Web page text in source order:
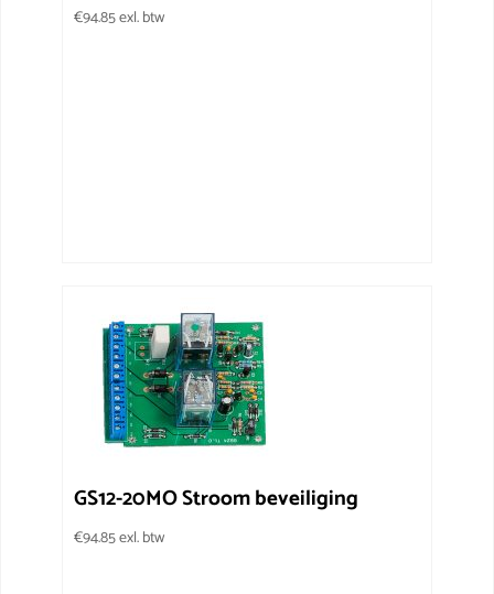
€94.85exl. btw
GS12-20MO Stroom beveiliging
€94.85exl. btw